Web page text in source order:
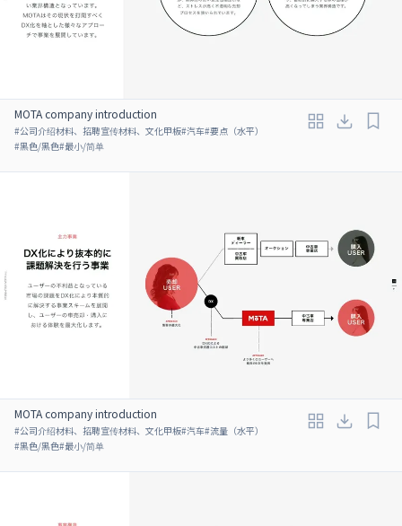
MOTA company introduction
#公司介绍材料、招聘宣传材料、文化甲板#汽车#要点（水平）
#黑色/黑色#最小/简单
MOTA company introduction
#公司介绍材料、招聘宣传材料、文化甲板#汽车#流量（水平）
#黑色/黑色#最小/简单